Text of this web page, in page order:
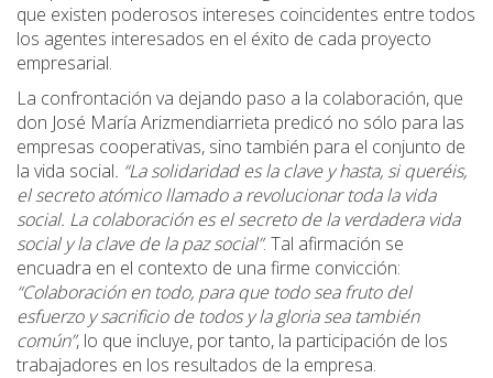
que existen poderosos intereses coincidentes entre todos
los agentes interesados en el éxito de cada proyecto
empresarial.
La confrontación va dejando paso a la colaboración, que
don José María Arizmendiarrieta predicó no sólo para las
empresas cooperativas, sino también para el conjunto de
la vida social. “La solidaridad es la clave y hasta, si queréis,
el secreto atómico llamado a revolucionar toda la vida
social. La colaboración es el secreto de la verdadera vida
social y la clave de la paz social”. Tal afirmación se
encuadra en el contexto de una firme convicción:
“Colaboración en todo, para que todo sea fruto del
esfuerzo y sacrificio de todos y la gloria sea también
común”, lo que incluye, por tanto, la participación de los
trabajadores en los resultados de la empresa.